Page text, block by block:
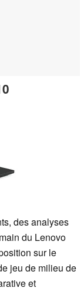
des analyses
du Lenovo
sur le
jeu de milieu de
et